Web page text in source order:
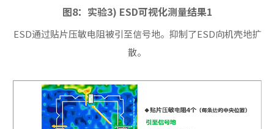
图8：实验3) ESD可视化测量结果1
ESD通过贴片压敏电阻被引至信号地。抑制了ESD向机壳地扩
散。